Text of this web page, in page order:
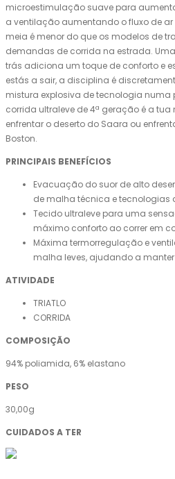
microestimulação suave para
a ventilação aumentando o fluxo de ar
meia é menor do que os modelos de
demandas de corrida na estrada.
trás adiciona um toque de conforto e
estás a sair, a disciplina é
mistura explosiva de tecnologia numa
corrida ultraleve de 4ª geração é a
enfrentar o deserto do Saara ou
Boston.
PRINCIPAIS BENEFÍCIOS
Evacuação do suor de alto
de malha técnica e tecnologias
Tecido ultraleve para uma
máximo conforto ao correr em
Máxima termorregulação e
malha leves, ajudando a manter
ATIVIDADE
TRIATLO
CORRIDA
COMPOSIÇÃO
94% poliamida, 6% elastano
PESO
30,00g
CUIDADOS A TER